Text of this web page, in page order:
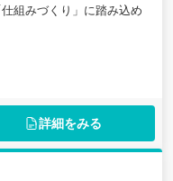
組みづくり」に踏み込め
詳細をみる